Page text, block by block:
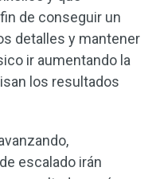
de conseguir un
detalles y mantener
ir aumentando la
los resultados
escalado irán